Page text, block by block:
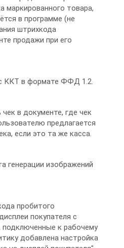
маркированного товара,
в программе (не
штрихкода
продажи при его
ККТ в формате ФФД 1.2.
в документе, где чек
предлагается
если это та же касса.
генерации изображений
пробитого
покупателя с
к рабочему
добавлена настройка